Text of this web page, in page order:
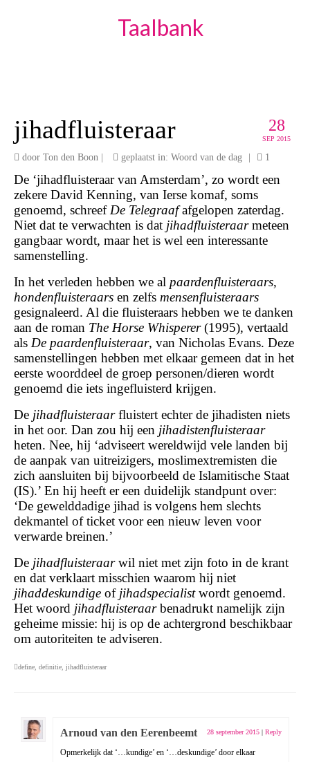
Taalbank
28
SEP 2015
jihadfluisteraar
door Ton den Boon geplaatst in: Woord van de dag 1
De ‘jihadfluisteraar van Amsterdam’, zo wordt een
zekere David Kenning, van Ierse komaf, soms
genoemd, schreef De Telegraafafgelopen zaterdag.
Niet dat te verwachten is dat jihadfluisteraarmeteen
gangbaar wordt, maar het is wel een interessante
samenstelling.
In het verleden hebben we al paardenfluisteraars,
hondenfluisteraars en zelfs mensenfluisteraars
gesignaleerd. Al die fluisteraars hebben we te danken
aan de roman The Horse Whisperer(1995), vertaald
als De paardenfluisteraar, van Nicholas Evans. Deze
samenstellingen hebben met elkaar gemeen dat in het
eerste woorddeel de groep personen/dieren wordt
genoemd die iets ingefluisterd krijgen.
De jihadfluisteraarfluistert echter de jihadisten niets
in het oor. Dan zou hij een jihadistenfluisteraar
heten. Nee, hij ‘adviseert wereldwijd vele landen bij
de aanpak van uitreizigers, moslimextremisten die
zich aansluiten bij bijvoorbeeld de Islamitische Staat
(IS).’ En hij heeft er een duidelijk standpunt over:
‘De gewelddadige jihad is volgens hem slechts
dekmantel of ticket voor een nieuw leven voor
verwarde breinen.’
De jihadfluisteraarwil niet met zijn foto in de krant
en dat verklaart misschien waarom hij niet
jihaddeskundige of jihadspecialistwordt genoemd.
Het woord jihadfluisteraarbenadrukt namelijk zijn
geheime missie: hij is op de achtergrond beschikbaar
om autoriteiten te adviseren.
define definitie jihadfluisteraar
Arnoud van den Eerenbeemt 28 september 2015 | Reply
Opmerkelijk dat ‘…kundige’ en ‘…deskundige’ door elkaar